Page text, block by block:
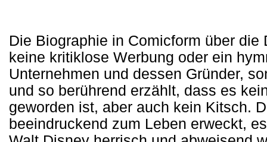
Die Biographie in Comicform über
keine kritiklose Werbung oder ein
Unternehmen und dessen Gründer,
und so berührend erzählt, dass es
geworden ist, aber auch kein Kitsch.
beeindruckend zum Leben erweckt,